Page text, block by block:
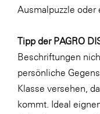
WK UBIT
Zühlke
Media
Ausmalpuzzle oder
Tipp der PAGRO
Beschriftungen
persönliche
Klasse versehen,
kommt. Ideal